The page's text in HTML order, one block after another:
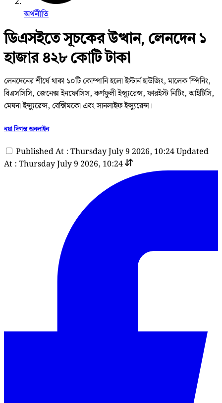
অর্থনীতি
ডিএসইতে সূচকের উত্থান, লেনদেন ১
হাজার ৪২৮ কোটি টাকা
লেনদেনের শীর্ষে থাকা ১০টি কোম্পানি হলো ইস্টার্ন হাউজিং, মালেক স্পিনিং,
বিএসসিসি, জেনেক্স ইনফোসিস, কর্ণফুলী ইন্স্যুরেন্স, ফারইস্ট নিটিং, আইটিসি,
মেঘনা ইন্স্যুরেন্স, বেক্সিমকো এবং সানলাইফ ইন্স্যুরেন্স।
নয়া দিগন্ত অনলাইন
Published At : Thursday July 9 2026, 10:24Updated
At : Thursday July 9 2026, 10:24